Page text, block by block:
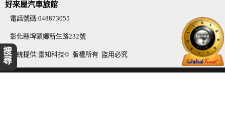
搜尋
好來屋汽車旅館
電話號碼:048873055
彰化縣埤頭鄉新生路232號
系統提供:靈知科技© 版權所有 盜用必究